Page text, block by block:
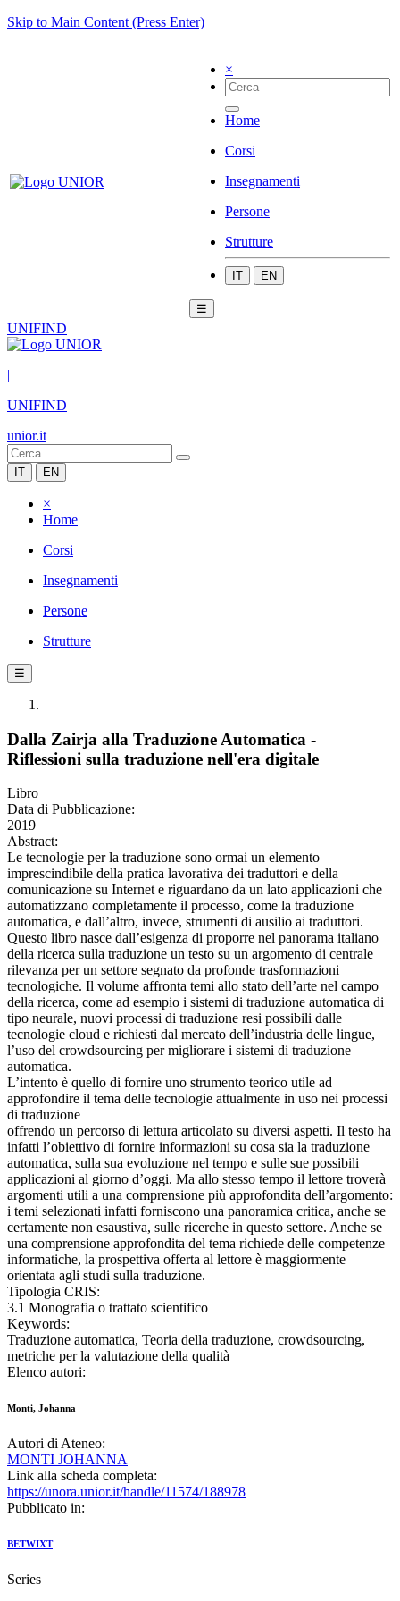
Skip to Main Content (Press Enter)
×
Home
Corsi
Insegnamenti
Persone
Strutture
IT EN
☰
UNIFIND
|
UNIFIND
unior.it
IT EN
×
Home
Corsi
Insegnamenti
Persone
Strutture
☰
Dalla Zairja alla Traduzione Automatica -
Riflessioni sulla traduzione nell'era digitale
Libro
Data di Pubblicazione:
2019
Abstract:
Le tecnologie per la traduzione sono ormai un elemento
imprescindibile della pratica lavorativa dei traduttori e della
comunicazione su Internet e riguardano da un lato applicazioni che
automatizzano completamente il processo, come la traduzione
automatica, e dall’altro, invece, strumenti di ausilio ai traduttori.
Questo libro nasce dall’esigenza di proporre nel panorama italiano
della ricerca sulla traduzione un testo su un argomento di centrale
rilevanza per un settore segnato da profonde trasformazioni
tecnologiche. Il volume affronta temi allo stato dell’arte nel campo
della ricerca, come ad esempio i sistemi di traduzione automatica di
tipo neurale, nuovi processi di traduzione resi possibili dalle
tecnologie cloud e richiesti dal mercato dell’industria delle lingue,
l’uso del crowdsourcing per migliorare i sistemi di traduzione
automatica.
L’intento è quello di fornire uno strumento teorico utile ad
approfondire il tema delle tecnologie attualmente in uso nei processi
di traduzione
offrendo un percorso di lettura articolato su diversi aspetti. Il testo ha
infatti l’obiettivo di fornire informazioni su cosa sia la traduzione
automatica, sulla sua evoluzione nel tempo e sulle sue possibili
applicazioni al giorno d’oggi. Ma allo stesso tempo il lettore troverà
argomenti utili a una comprensione più approfondita dell’argomento:
i temi selezionati infatti forniscono una panoramica critica, anche se
certamente non esaustiva, sulle ricerche in questo settore. Anche se
una comprensione approfondita del tema richiede delle competenze
informatiche, la prospettiva offerta al lettore è maggiormente
orientata agli studi sulla traduzione.
Tipologia CRIS:
3.1 Monografia o trattato scientifico
Keywords:
Traduzione automatica, Teoria della traduzione, crowdsourcing,
metriche per la valutazione della qualità
Elenco autori:
Monti, Johanna
Autori di Ateneo:
MONTI JOHANNA
Link alla scheda completa:
https://unora.unior.it/handle/11574/188978
Pubblicato in:
BETWIXT
Series